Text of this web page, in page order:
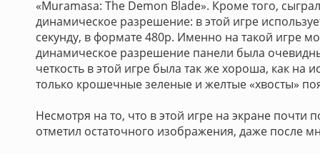
«Muramasa: The Demon Blade». Кроме того,
динамическое разрешение: в этой игре
секунду, в формате 480p. Именно на такой игре
динамическое разрешение панели была
четкость в этой игре была так же хороша, как на
только крошечные зеленые и желтые «хвосты»
Несмотря на то, что в этой игре на экране почти
отметил остаточного изображения, даже после